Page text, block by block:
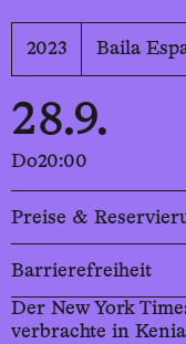
2023 Baila
28.9.
Do20:00
Preise &
Barrierefreiheit
Der New York
verbrachte in